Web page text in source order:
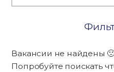
Вакансии не найдены
Попробуйте поискать